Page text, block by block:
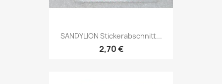
SANDYLION Stickerabschnitt...
2,70 €